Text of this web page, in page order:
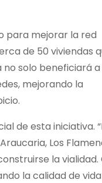
para mejorar la red
de 50 viviendas
solo beneficiará a
mejorando la
de esta iniciativa.
Los
la vialidad.
la calidad de